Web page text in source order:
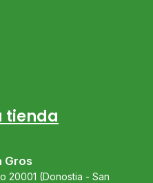
tienda
Gros
20001 (Donostia - San